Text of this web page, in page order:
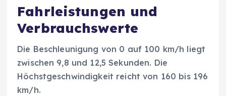
Fahrleistungen und
Verbrauchswerte
Die Beschleunigung von 0 auf 100 km/h liegt
zwischen 9,8 und 12,5 Sekunden. Die
Höchstgeschwindigkeit reicht von 160 bis 196
km/h.